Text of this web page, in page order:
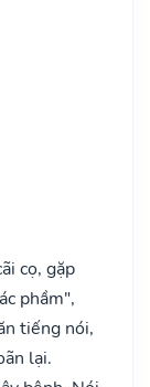
cọ, gặp
phầm",
tiếng nói,
lại.